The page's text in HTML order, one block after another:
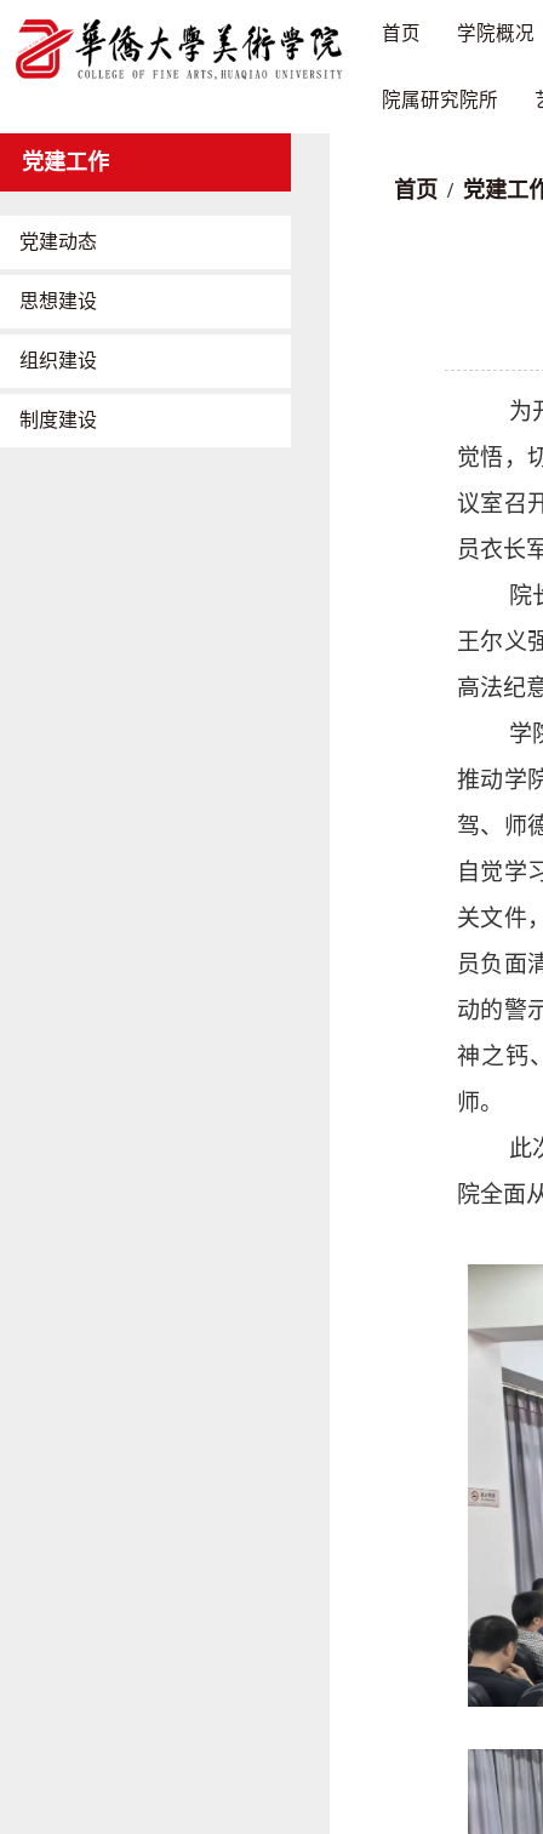
首页 学院概况
院属研究院所
党建工作
党建动态
思想建设
组织建设
制度建设
首页 / 党建工
为
觉悟，
议室召
员衣长
院
王尔义
高法纪
学
推动学
驾、师
自觉学
关文件
员负面
动的警
神之钙
师。
此
院全面